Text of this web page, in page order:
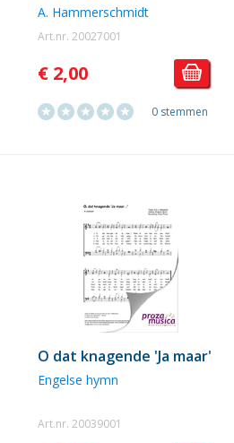
A. Hammerschmidt
Art.nr. 20027001
€ 2,00
0 stemmen
O dat knagende 'Ja maar'
Engelse hymn
Art.nr. 20039001